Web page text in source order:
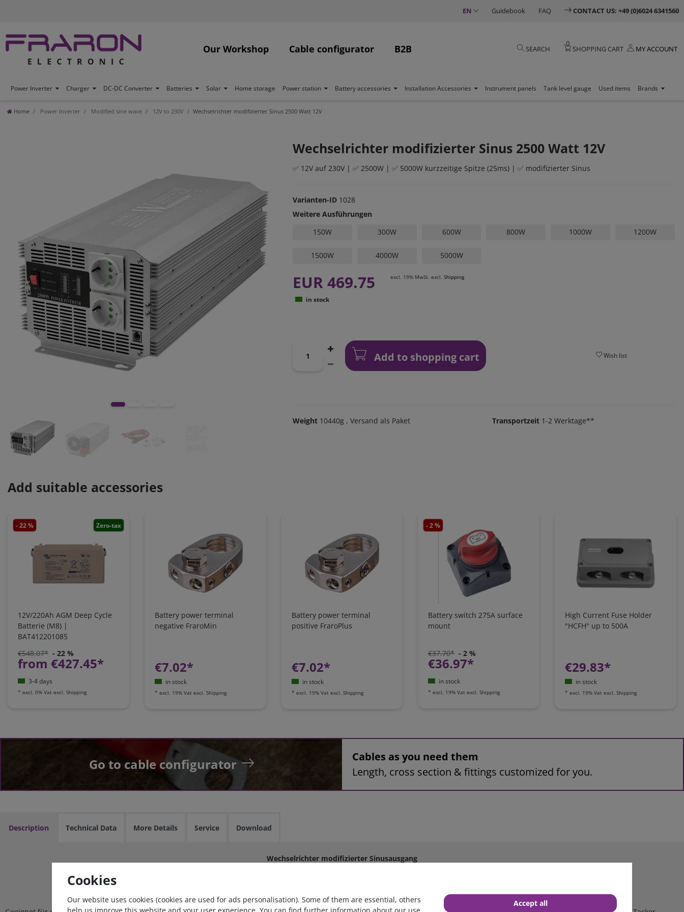
EN Guidebook FAQ CONTACT US: +49 (0)6024 6341560
Our Workshop Cable configurator B2B SEARCH
0
SHOPPING CART MY ACCOUNT
Power Inverter Charger DC-DC Converter Batteries Solar Home storage Power station Battery accessories Installation Accessories Instrument panels Tank level gauge Used items Brands
Home Power Inverter Modified sine wave 12V to 230V Wechselrichter modifizierter Sinus 2500 Watt 12V
Wechselrichter modifizierter Sinus 2500 Watt 12V
✅ 12V auf 230V | ✅ 2500W | ✅ 5000W kurzzeitige Spitze (25ms) | ✅ modifizierter Sinus
Varianten-ID 1028
Weitere Ausführungen
150W
300W 600W 800W 1000W 1200W
1500W 4000W 5000W
EUR 469.75 excl. 19% MwSt. excl. Shipping
in stock
Add to shopping cart Wish list
Weight 10440g , Versand als Paket Transportzeit 1-2 Werktage**
Add suitable accessories
- 22 % Zero-tax
12V/220Ah AGM Deep Cycle
Batterie (M8) |
BAT412201085
€548.07* - 22 %
from €427.45*
3-4 days
* excl. 0% Vat excl. Shipping
Battery power terminal
negative FraroMin
€7.02*
in stock
* excl. 19% Vat excl. Shipping
Battery power terminal
positive FraroPlus
€7.02*
in stock
* excl. 19% Vat excl. Shipping
- 2 %
Battery switch 275A surface
mount
€37.70* - 2 %
€36.97*
in stock
*excl. 19% Vat excl.Shipping
High Current Fuse Holder
"HCFH" up to 500A
€29.83*
in stock
*excl. 19% Vat excl.Shipping
Go to cable configurator
Cables as you need them
Length, cross section & fittings customized for you.
Description Technical Data More Details Service Download
Wechselrichter modifizierter Sinusausgang
KFZ, PKW, Boot, Camping, Outdoor, Caravan, Reisemobil, Solar
Cookies
Our website uses cookies (cookies are used for ads personalisation). Some of them are essential, others
help us improve this website and your user experience. You can find further information about our use
Accept all